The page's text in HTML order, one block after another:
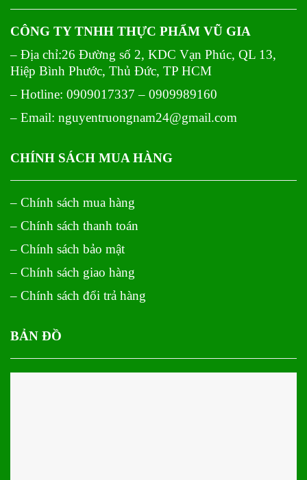
CÔNG TY TNHH THỰC PHẨM VŨ GIA
– Địa chỉ:26 Đường số 2, KDC Vạn Phúc, QL 13,
Hiệp Bình Phước, Thủ Đức, TP HCM
– Hotline: 0909017337 – 0909989160
– Email: nguyentruongnam24@gmail.com
CHÍNH SÁCH MUA HÀNG
– Chính sách mua hàng
– Chính sách thanh toán
– Chính sách bảo mật
– Chính sách giao hàng
– Chính sách đổi trả hàng
BẢN ĐỒ